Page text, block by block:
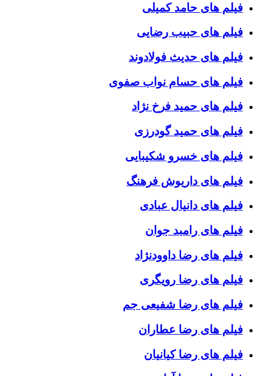
فیلم های حامد کمیلی
فیلم های حبیب رضایی
فیلم های حدیث فولادوند
فیلم های حسام نواب صفوی
فیلم های حمید فرخ نژاد
فیلم های حمید گودرزی
فیلم های خسرو شکیبایی
فیلم های داریوش فرهنگ
فیلم های دانیال عبادی
فیلم های رامبد جوان
فیلم های رضا داوودنژاد
فیلم های رضا رویگری
فیلم های رضا شفیعی جم
فیلم های رضا عطاران
فیلم های رضا کیانیان